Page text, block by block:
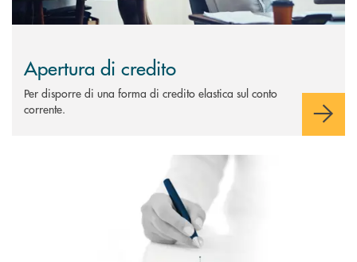
Apertura di credito
Per disporre di una forma di credito elastica sul conto
corrente.